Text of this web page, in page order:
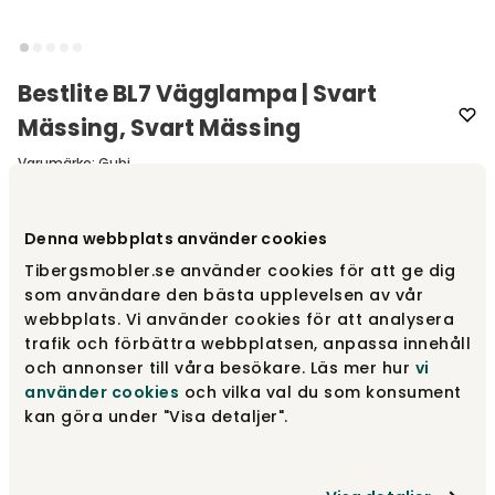
Denna webbplats använder cookies
Tibergsmobler.se använder cookies för att ge dig
som användare den bästa upplevelsen av vår
webbplats. Vi använder cookies för att analysera
trafik och förbättra webbplatsen, anpassa innehåll
och annonser till våra besökare. Läs mer hur vi
använder cookies och vilka val du som konsument
kan göra under "Visa detaljer".
Bestlite BL7 Vägglampa | Svart
Mässing, Svart Mässing
Varumärke: Gubi
Svart mässing | Svart mässing
Svart mässing | Svart mässing
Svart mässing | Vit 5 999 kr
5 999 kr